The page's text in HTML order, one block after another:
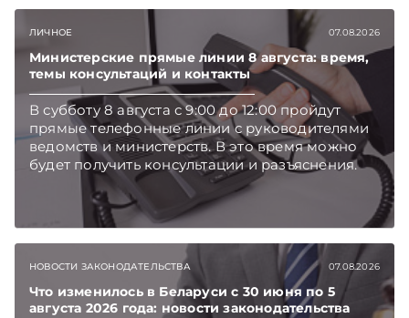
ЛИЧНОЕ 07.08.2026
Министерские прямые линии 8 августа: время,
темы консультаций и контакты
В субботу 8 августа с 9:00 до 12:00 пройдут
прямые телефонные линии с руководителями
ведомств и министерств. В это время можно
будет получить консультации и разъяснения.
НОВОСТИ ЗАКОНОДАТЕЛЬСТВА 07.08.2026
Что изменилось в Беларуси с 30 июня по 5
августа 2026 года: новости законодательства